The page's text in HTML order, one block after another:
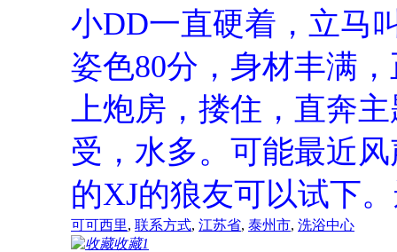
小DD一直硬着，立马
姿色80分，身材丰满
上炮房，搂住，直奔
受，水多。可能最近
的XJ的狼友可以试下
可可西里, 联系方式, 江苏省, 泰州市, 洗浴中心
收藏1